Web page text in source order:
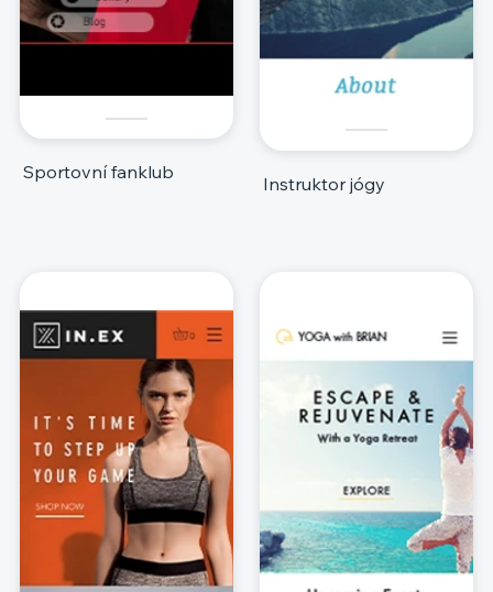
Sportovní fanklub
Instruktor jógy